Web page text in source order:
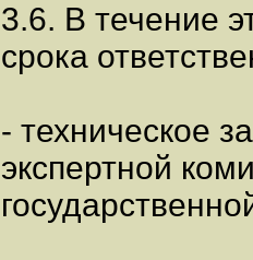
3.6. В течение
срока
- техническое
экспертной